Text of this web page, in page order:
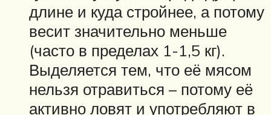
длине и куда стройнее, а потому
весит значительно меньше
(часто в пределах 1-1,5 кг).
Выделяется тем, что её мясом
нельзя отравиться – потому её
активно ловят и употребляют в